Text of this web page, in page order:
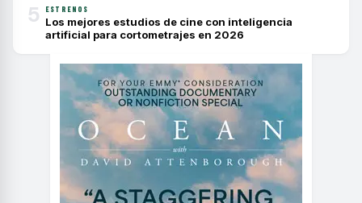
5 ESTRENOS
Los mejores estudios de cine con inteligencia
artificial para cortometrajes en 2026